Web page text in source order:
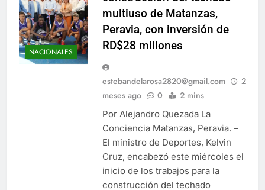
NACIONALES
multiuso de Matanzas,
Peravia, con inversión de
RD$28 millones
estebandelarosa2820@gmail.com
2
meses ago
0 2 mins
Por Alejandro Quezada La
Conciencia Matanzas, Peravia. –
El ministro de Deportes, Kelvin
Cruz, encabezó este miércoles el
inicio de los trabajos para la
construcción del techado